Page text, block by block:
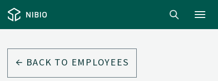
BACK TO EMPLOYEES